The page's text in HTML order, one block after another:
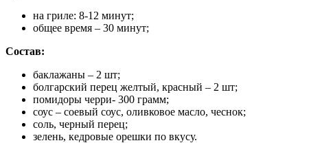
на гриле: 8-12 минут;
общее время – 30 минут;
Состав:
баклажаны – 2 шт;
болгарский перец желтый, красный – 2 шт;
помидоры черри- 300 грамм;
соус – соевый соус, оливковое масло, чеснок;
соль, черный перец;
зелень, кедровые орешки по вкусу.